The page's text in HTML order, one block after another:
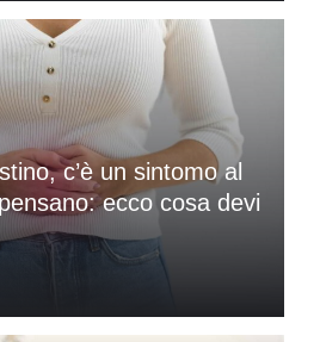
c’è un sintomo al
ecco cosa devi